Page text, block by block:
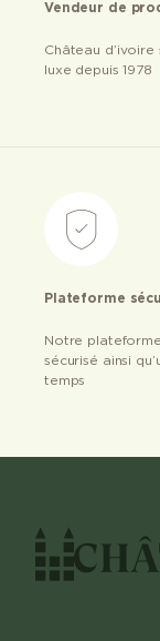
Vendeur de
Château
luxe depuis 1978
Plateforme
Notre
sécurisé ainsi
temps